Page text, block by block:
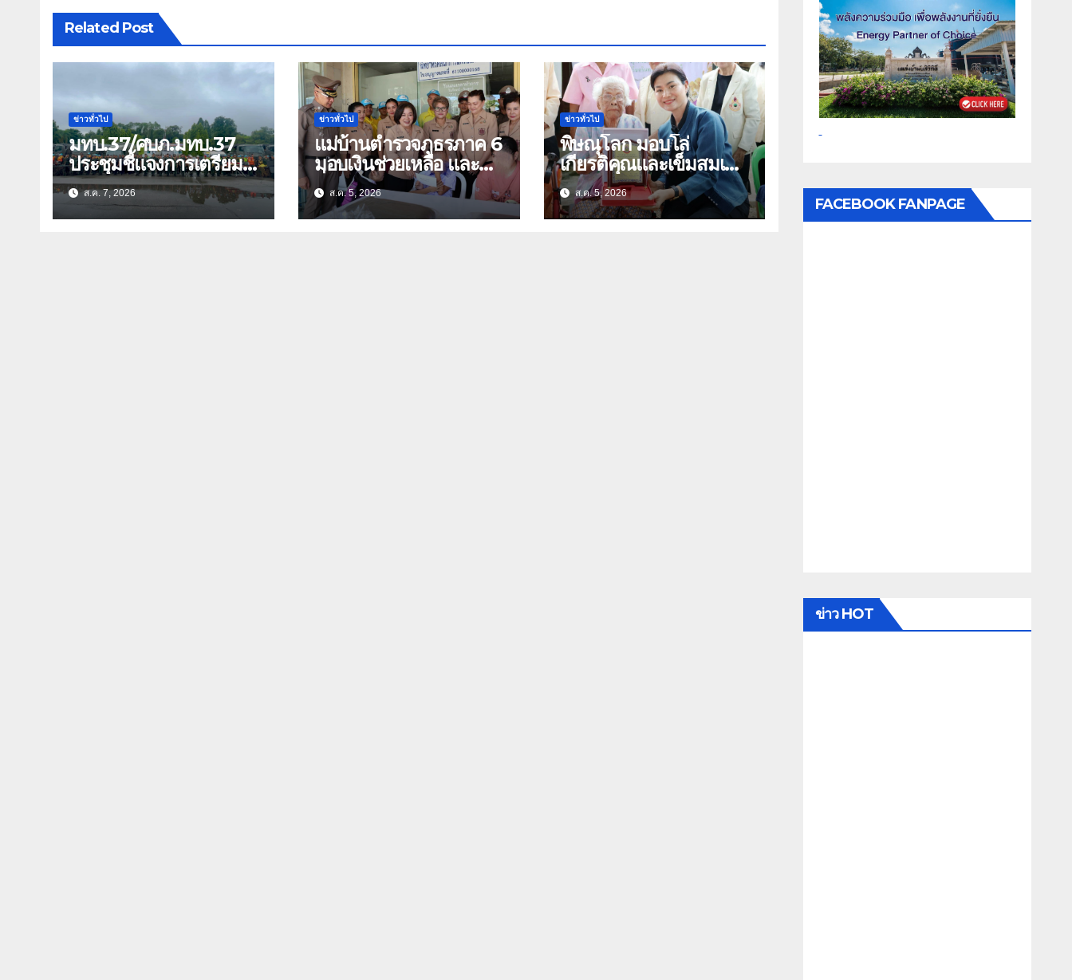
Related Post
ข่าวทั่วไป
มทบ.37/ศบภ.มทบ.37
ประชุมชี้แจงการเตรียม
การ และตรวจความ
พร้อมด้านการบรรเทา
สาธารณภัย
ส.ค. 7, 2026
ข่าวทั่วไป
แม่บ้านตำรวจภูธรภาค 6
มอบเงินช่วยเหลือ และ
สิ่งของบำรุงขวัญ บุตร-
ธิดา ข้าราชการตำรวจ
จังหวัดอุทัยธานี
ส.ค. 5, 2026
ข่าวทั่วไป
พิษณุโลก มอบโล่
เกียรติคุณและเข็มสมเด็จ
ย่า อายุ 100 ปี “นางจอม
นุ่มเนตร” ตำบลบ้าน
กร่าง อำเภอเมือง
ส.ค. 5, 2026
FACEBOOK FANPAGE
ข่าว HOT